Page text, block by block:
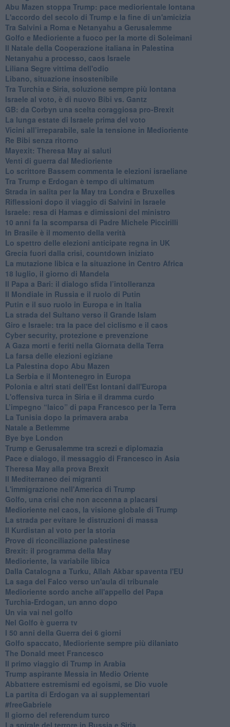
Abu Mazen stoppa Trump: pace mediorientale lontana
L'accordo del secolo di Trump e la fine di un'amicizia
Tra Salvini a Roma e Netanyahu a Gerusalemme
Golfo e Medioriente a fuoco per la morte di Soleimani
Il Natale della Cooperazione italiana in Palestina
Netanyahu a processo, caos Israele
Liliana Segre vittima dell'odio
Libano, situazione insostenibile
Tra Turchia e Siria, soluzione sempre più lontana
Israele al voto, è di nuovo Bibi vs. Gantz
GB: da Corbyn una scelta coraggiosa pro-Brexit
La lunga estate di Israele prima del voto
Vicini all’irreparabile, sale la tensione in Medioriente
Re Bibi senza ritorno
Mayexit: Theresa May ai saluti
Venti di guerra dal Medioriente
Lo scrittore Bassem commenta le elezioni israeliane
Tra Trump e Erdogan è tempo di ultimatum
Strada in salita per la May tra Londra e Bruxelles
Riflessioni dopo il viaggio di Salvini in Israele
Israele: resa di Hamas e dimissioni del ministro
10 anni fa la scomparsa di Padre Michele Piccirilli
In Brasile è il momento della verità
Lo spettro delle elezioni anticipate regna in UK
Grecia fuori dalla crisi, countdown iniziato
La mutazione libica e la situazione in Centro Africa
18 luglio, il giorno di Mandela
Il Papa a Bari: il dialogo sfida l’intolleranza
Il Mondiale in Russia e il ruolo di Putin
Putin e il suo ruolo in Europa e in Italia
La strada del Sultano verso il Grande Islam
Giro e Israele: tra la pace del ciclismo e il caos
Cyber security, protezione e prevenzione
A Gaza morti e feriti nella Giornata della Terra
La farsa delle elezioni egiziane
La Palestina dopo Abu Mazen
La Serbia e il Montenegro in Europa
Polonia e altri stati dell'Est lontani dall'Europa
L'offensiva turca in Siria e il dramma curdo
L’impegno “laico” di papa Francesco per la Terra
La Tunisia dopo la primavera araba
Natale a Betlemme
Bye bye London
Trump e Gerusalemme tra screzi e diplomazia
Pace e dialogo, il messaggio di Francesco in Asia
Theresa May alla prova Brexit
Il Mediterraneo dei migranti
L'immigrazione nell'America di Trump
Golfo, una crisi che non accenna a placarsi
Medioriente nel caos, la visione globale di Trump
La strada per evitare le distruzioni di massa
Il Kurdistan al voto per la storia
Prove di riconciliazione palestinese
Brexit: il programma della May
Medioriente, la variabile libica
Dalla Catalogna a Turku, Allah Akbar spaventa l'EU
La saga del Falco verso un'aula di tribunale
Medioriente sordo anche all'appello del Papa
Turchia-Erdogan, un anno dopo
Un via vai nel golfo
Nel Golfo è guerra tv
I 50 anni della Guerra dei 6 giorni
Golfo spaccato, Medioriente sempre più dilaniato
The Donald meet Francesco
Il primo viaggio di Trump in Arabia
Trump aspirante Messia in Medio Oriente
Abbattere estremismi ed egoismi, se Dio vuole
La partita di Erdogan va ai supplementari
#freeGabriele
Il giorno del referendum turco
La spirale del terrore in Russia e Siria